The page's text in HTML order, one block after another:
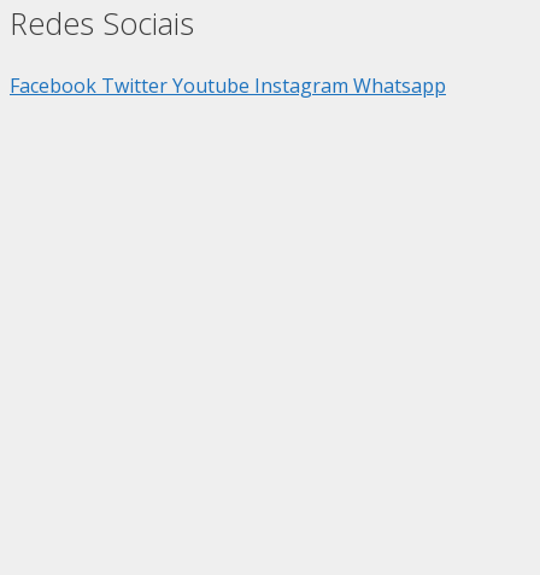
Redes Sociais
Facebook TwitterYoutube Instagram Whatsapp